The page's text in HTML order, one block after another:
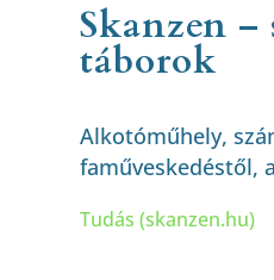
Skanzen –
táborok
Alkotóműhely,
faműveskedéstől,
Tudás (skanzen.hu)